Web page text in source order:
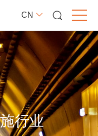
CN
行业